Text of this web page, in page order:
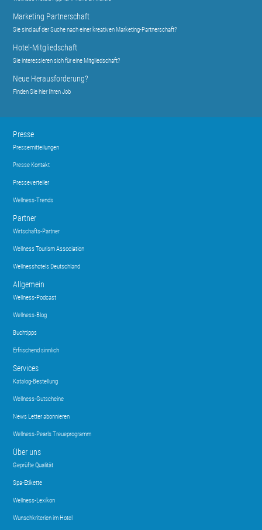
Marketing Partnerschaft
Sie sind auf der Suche nach einer kreativen Marketing-Partnerschaft?
Hotel-Mitgliedschaft
Sie interessieren sich für eine Mitgliedschaft?
Neue Herausforderung?
Finden Sie hier Ihren Job
Presse
Pressemitteilungen
Presse Kontakt
Presseverteiler
Wellness-Trends
Partner
Wirtschafts-Partner
Wellness Tourism Association
Wellnesshotels Deutschland
Allgemein
Wellness-Podcast
Wellness-Blog
Buchtipps
Erfrischend sinnlich
Services
Katalog-Bestellung
Wellness-Gutscheine
News Letter abonnieren
Wellness-Pearls Treueprogramm
Über uns
Geprüfte Qualität
Spa-Etikette
Wellness-Lexikon
Wunschkriterien im Hotel